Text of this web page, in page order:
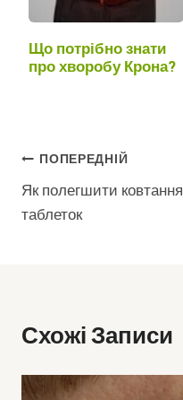
Що потрібно знати
про хворобу Крона?
Навігація
Записів
ПОПЕРЕДНІЙ
Як полегшити ковтання
таблеток
Схожі Записи